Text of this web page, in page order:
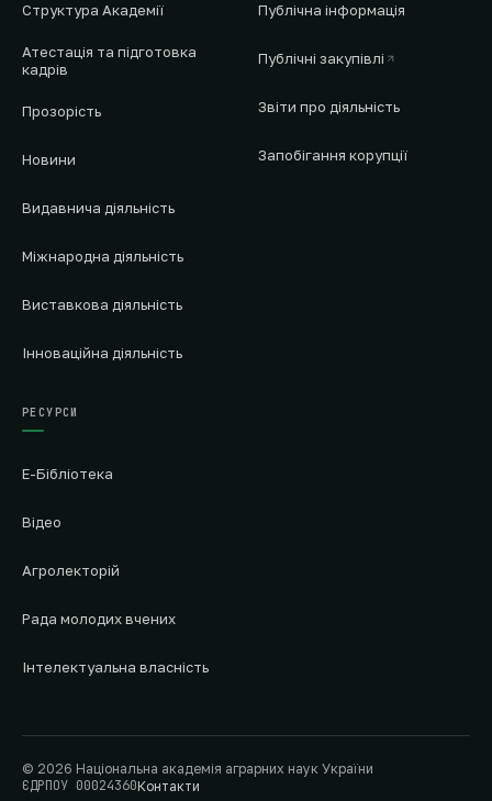
Структура Академії
Атестація та підготовка
кадрів
Прозорість
Новини
Видавнича діяльність
Міжнародна діяльність
Виставкова діяльність
Інноваційна діяльність
Публічна інформація
Публічні закупівлі
Звіти про діяльність
Запобігання корупції
РЕСУРСИ
Е-Бібліотека
Відео
Агролекторій
Рада молодих вчених
Інтелектуальна власність
© 2026 Національна академія аграрних наук України
ЄДРПОУ 00024360Контакти